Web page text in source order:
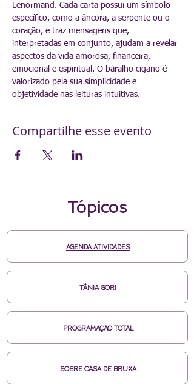
Lenormand. Cada carta possui um símbolo
específico, como a âncora, a serpente ou o
coração, e traz mensagens que,
interpretadas em conjunto, ajudam a revelar
aspectos da vida amorosa, financeira,
emocional e espiritual. O baralho cigano é
valorizado pela sua simplicidade e
objetividade nas leituras intuitivas.
Compartilhe esse evento
Tópicos
AGENDA ATIVIDADES
TÂNIA GORI
PROGRAMAÇAO TOTAL
SOBRE CASA DE BRUXA